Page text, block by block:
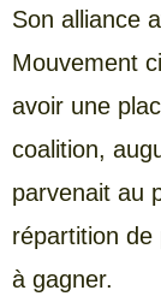
Son alliance
Mouvement
avoir une
coalition,
parvenait au
répartition de
à gagner.